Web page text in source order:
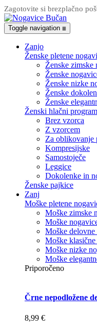
Zagotovite si brezplačno
Toggle navigation ☰
Zanjo
Ženske pletene
Ženske zimske
Ženske
Ženske nizke
Ženske
Ženske
Ženski hlačni program
Brez vzorca
Z vzorcem
Za oblikovanje
Kompresijske
Samostoječe
Leggice
Dokolenke in
Ženske pajkice
Zanj
Moške pletene
Moške zimske
Moške
Moške delovne
Moške
Moške nizke
Moške
Priporočeno
Črne nepodložene
8,99 €